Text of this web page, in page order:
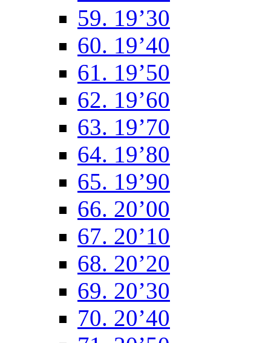
59. 19’30
60. 19’40
61. 19’50
62. 19’60
63. 19’70
64. 19’80
65. 19’90
66. 20’00
67. 20’10
68. 20’20
69. 20’30
70. 20’40